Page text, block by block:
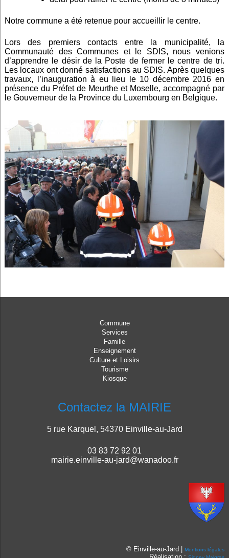
Notre commune a été retenue pour accueillir le centre.
Lors des premiers contacts entre la municipalité, la
Communauté des Communes et le SDIS, nous venions
d’apprendre le désir de la Poste de fermer le centre de tri.
Les locaux ont donné satisfactions au SDIS. Après quelques
travaux, l’inauguration à eu lieu le 10 décembre 2016 en
présence du Préfet de Meurthe et Moselle, accompagné par
le Gouverneur de la Province du Luxembourg en Belgique.
Commune
Services
Famille
Enseignement
Culture et Loisirs
Tourisme
Kiosque
Contactez la MAIRIE
5 rue Karquel, 54370 Einville-au-Jard
03 83 72 92 01
mairie.einville-au-jard@wanadoo.fr
© Einville-au-Jard |Mentions légales